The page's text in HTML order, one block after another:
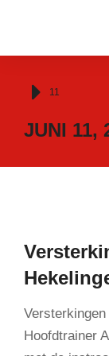
Je bent hier:
11
JUNI 11,
Hoofdtrainer